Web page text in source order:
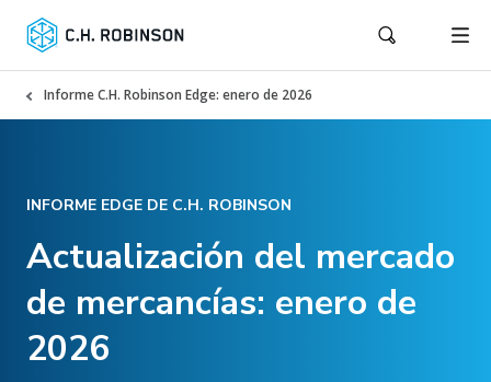
Informe C.H. Robinson Edge: enero de 2026
INFORME EDGE DE C.H. ROBINSON
Actualización del mercado
de mercancías: enero de
2026